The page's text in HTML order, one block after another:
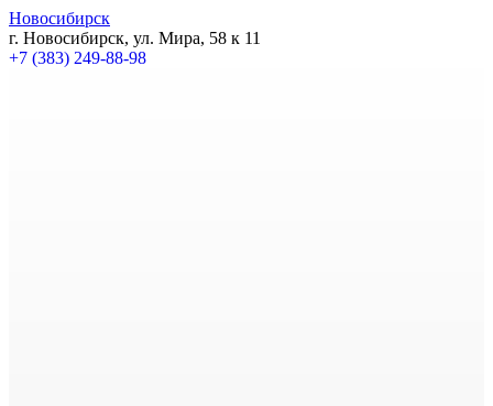
Новосибирск
г. Новосибирск, ул. Мира, 58 к 11
+7 (383) 249-88-98